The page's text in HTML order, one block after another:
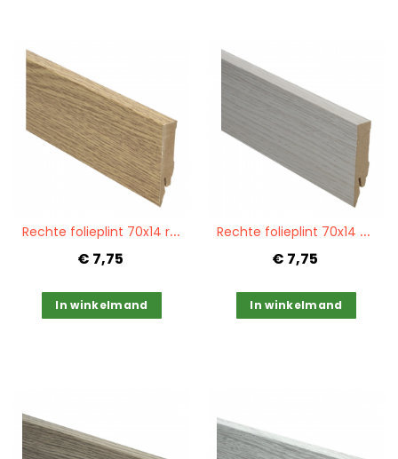
R
echte folieplint 70x14 roussillon eiken PPC 27117
€ 7,75
In winkelmand
R
echte folieplint 70x14 dockland oak PPC 27107
€ 7,75
In winkelmand